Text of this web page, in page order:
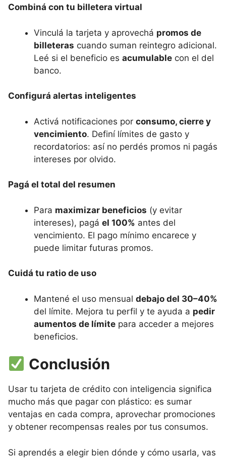
Combiná con tu billetera virtual
Vinculá la tarjeta y aprovechá promos de
billeteras cuando suman reintegro adicional.
Leé si el beneficio es acumulable con el del
banco.
Configurá alertas inteligentes
Activá notificaciones por consumo, cierre y
vencimiento. Definí límites de gasto y
recordatorios: así no perdés promos ni pagás
intereses por olvido.
Pagá el total del resumen
Para maximizar beneficios (y evitar
intereses), pagá el 100% antes del
vencimiento. El pago mínimo encarece y
puede limitar futuras promos.
Cuidá tu ratio de uso
Mantené el uso mensual debajo del 30–40%
del límite. Mejora tu perfil y te ayuda a pedir
aumentos de límite para acceder a mejores
beneficios.
Conclusión
Usar tu tarjeta de crédito con inteligencia significa
mucho más que pagar con plástico: es sumar
ventajas en cada compra, aprovechar promociones
y obtener recompensas reales por tus consumos.
Si aprendés a elegir bien dónde y cómo usarla, vas